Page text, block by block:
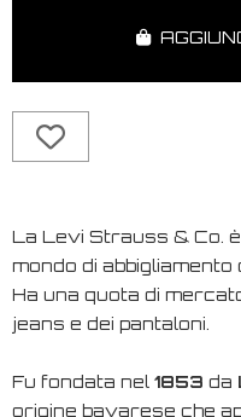
La Levi Strauss & Co.
mondo di abbigliamento
Ha una quota di
jeans e dei pantaloni.
Fu fondata nel 1853 da
origine bavarese che